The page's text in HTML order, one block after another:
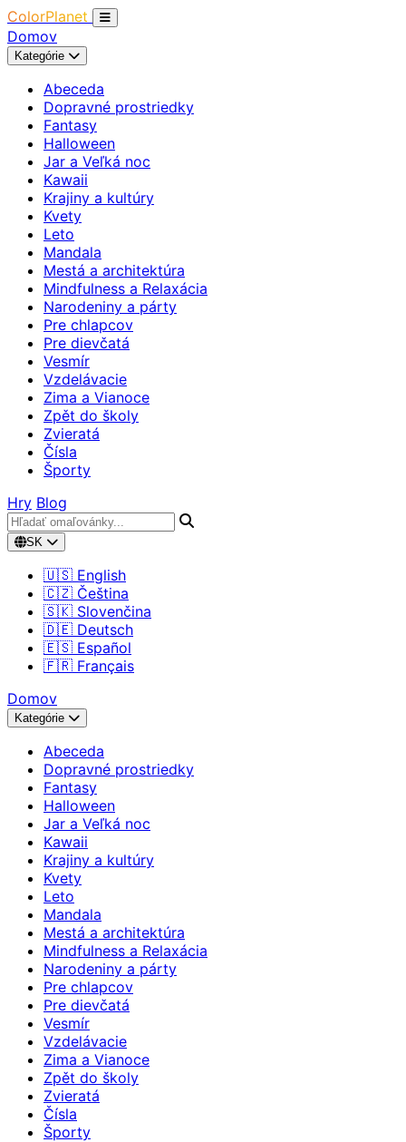
ColorPlanet
Domov
Kategórie
Abeceda
Dopravné prostriedky
Fantasy
Halloween
Jar a Veľká noc
Kawaii
Krajiny a kultúry
Kvety
Leto
Mandala
Mestá a architektúra
Mindfulness a Relaxácia
Narodeniny a párty
Pre chlapcov
Pre dievčatá
Vesmír
Vzdelávacie
Zima a Vianoce
Zpět do školy
Zvieratá
Čísla
Športy
Hry Blog
SK
🇺🇸 English
🇨🇿 Čeština
🇸🇰 Slovenčina
🇩🇪 Deutsch
🇪🇸 Español
🇫🇷 Français
Domov
Kategórie
Abeceda
Dopravné prostriedky
Fantasy
Halloween
Jar a Veľká noc
Kawaii
Krajiny a kultúry
Kvety
Leto
Mandala
Mestá a architektúra
Mindfulness a Relaxácia
Narodeniny a párty
Pre chlapcov
Pre dievčatá
Vesmír
Vzdelávacie
Zima a Vianoce
Zpět do školy
Zvieratá
Čísla
Športy